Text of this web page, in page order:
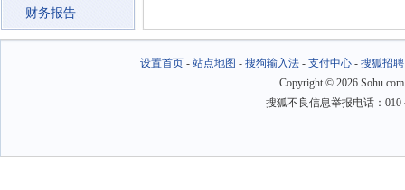
财务报告
设置首页- 站点地图 - 搜狗输入法- 支付中心- 搜狐招聘
Copyright © 2026
搜狐不良信息举报电话：010